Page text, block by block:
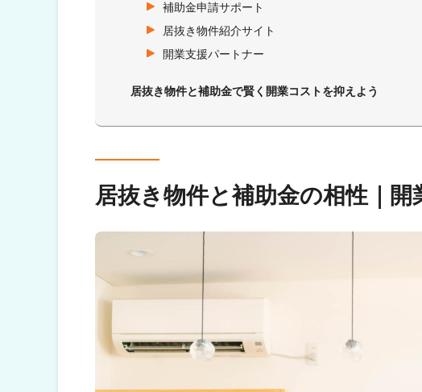
補助金申請サポート
居抜き物件紹介サイト
開業支援パートナー
居抜き物件と補助金で賢く開業コストを抑えよう
居抜き物件と補助金の相性｜